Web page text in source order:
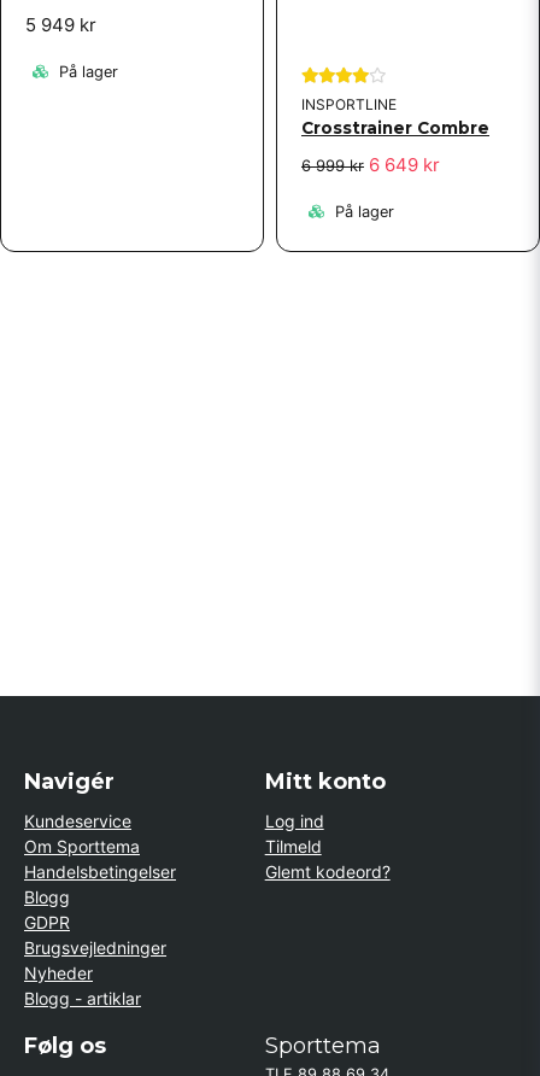
5 949 kr
På lager
INSPORTLINE
Crosstrainer Combre
6 999 kr 6 649 kr
På lager
Navigér
Kundeservice
Om Sporttema
Handelsbetingelser
Blogg
GDPR
Brugsvejledninger
Nyheder
Blogg - artiklar
Mitt konto
Log ind
Tilmeld
Glemt kodeord?
Følg os Sporttema